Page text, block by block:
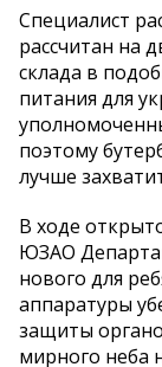
Специалист
рассчитан на
склада в
питания для
поэтому
лучше
В ходе
ЮЗАО
нового для
аппаратуры
защиты
мирного неба